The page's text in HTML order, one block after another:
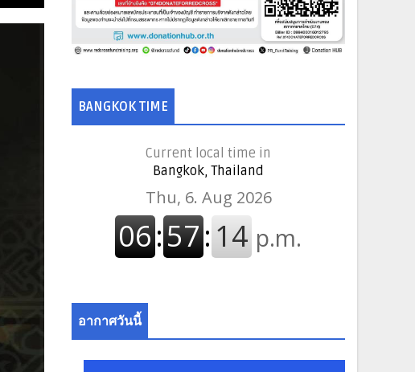
BANGKOK TIME
Current local time in
Bangkok, Thailand
อากาศวันนี้